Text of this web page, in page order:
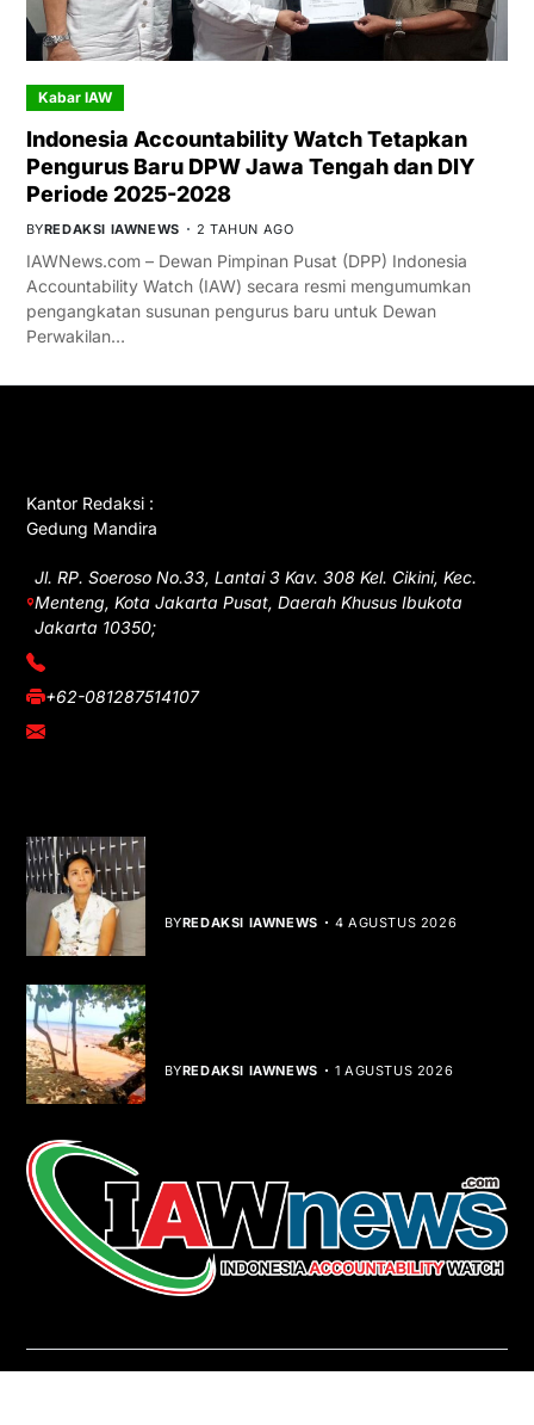
Kabar IAW
Indonesia Accountability Watch Tetapkan
Pengurus Baru DPW Jawa Tengah dan DIY
Periode 2025-2028
BYREDAKSI IAWNEWS 2 TAHUN AGO
IAWNews.com – Dewan Pimpinan Pusat (DPP) Indonesia
Accountability Watch (IAW) secara resmi mengumumkan
pengangkatan susunan pengurus baru untuk Dewan
Perwakilan…
Kantor Redaksi :
Gedung Mandira
Jl. RP. Soeroso No.33, Lantai 3 Kav. 308 Kel. Cikini, Kec.
Menteng, Kota Jakarta Pusat, Daerah Khusus Ibukota
Jakarta 10350;
(021) 3908026
+62-081287514107
adm@iawnews.com
BYREDAKSI IAWNEWS 4 AGUSTUS 2026
BYREDAKSI IAWNEWS 1 AGUSTUS 2026